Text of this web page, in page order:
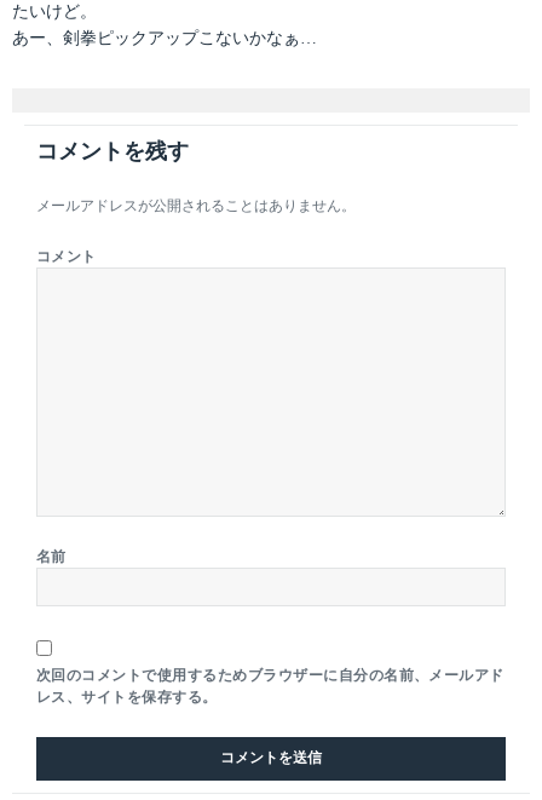
たいけど。
あー、剣拳ピックアップこないかなぁ…
コメントを残す
メールアドレスが公開されることはありません。
コメント
名前
次回のコメントで使用するためブラウザーに自分の名前、メールアド
レス、サイトを保存する。